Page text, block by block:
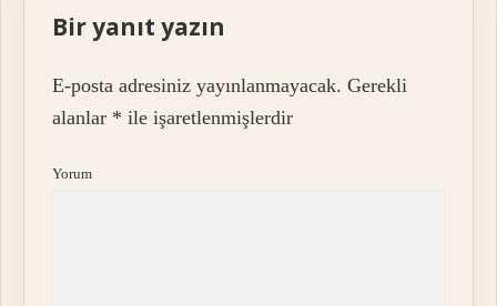
Bir yanıt yazın
E-posta adresiniz yayınlanmayacak. Gerekli
alanlar * ile işaretlenmişlerdir
Yorum